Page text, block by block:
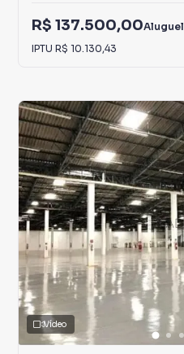
R$ 137.500,00Aluguel
IPTU R$ 10.130,43
Vídeo